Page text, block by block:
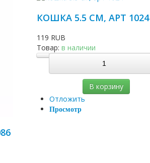
КОШКА 5.5 СМ, АРТ 1024
119 RUB
Товар:в наличии
В корзину
Отложить
Просмотр